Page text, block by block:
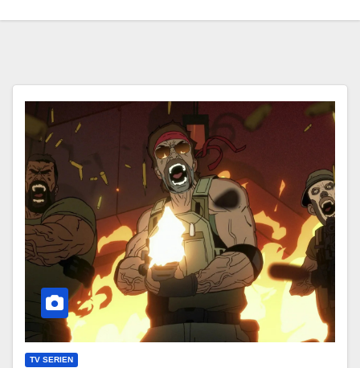
TV SERIEN